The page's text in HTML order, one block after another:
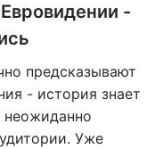
-
предсказывают
- история знает
неожиданно
Уже